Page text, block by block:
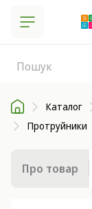
Каталог
Протруйники
Про товар